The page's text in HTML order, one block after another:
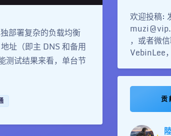
欢迎投稿:
，或者微
VebinLee
贡
部署复杂的负载均衡
址（即主 DNS 和备用
测试结果来看，单台节